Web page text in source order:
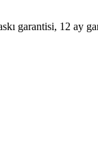
garantisi, 12 ay